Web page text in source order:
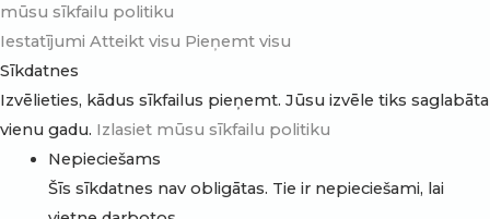
mūsu sīkfailu politiku
Iestatījumi Atteikt visu Pieņemt visu
Sīkdatnes
Izvēlieties, kādus sīkfailus pieņemt. Jūsu izvēle tiks saglabāta
vienu gadu. Izlasiet mūsu sīkfailu politiku
Nepieciešams
Šīs sīkdatnes nav obligātas. Tie ir nepieciešami, lai